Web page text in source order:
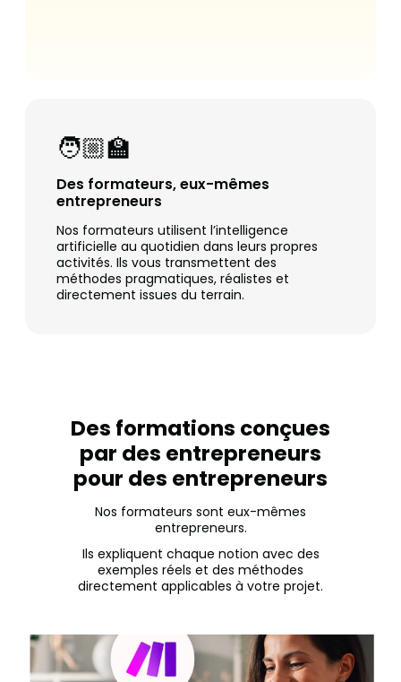
🧑🏼‍🏫
Des formateurs, eux-mêmes
entrepreneurs
Nos formateurs utilisent l’intelligence
artificielle au quotidien dans leurs propres
activités. Ils vous transmettent des
méthodes pragmatiques, réalistes et
directement issues du terrain.
Des formations conçues
par des entrepreneurs
pour des entrepreneurs
Nos formateurs sont eux-mêmes
entrepreneurs.
Ils expliquent chaque notion avec des
exemples réels et des méthodes
directement applicables à votre projet.